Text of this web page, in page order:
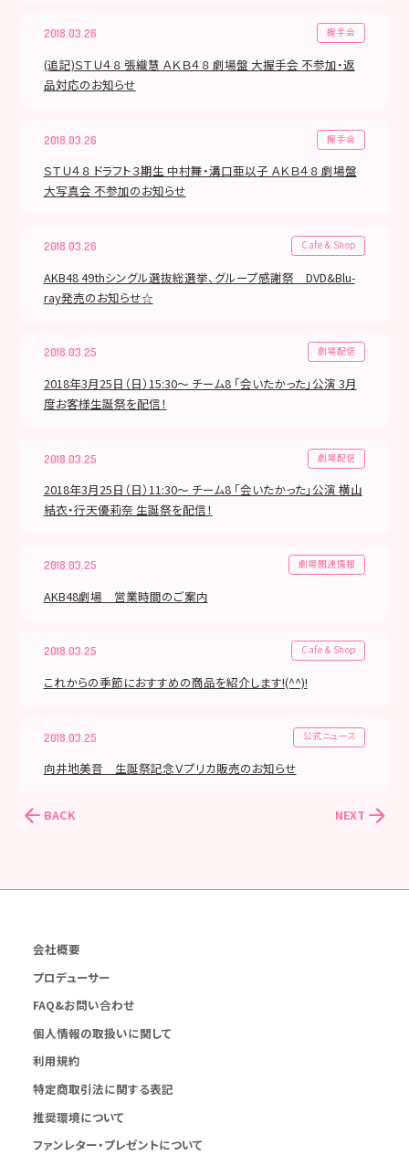
2018.03.26 握手会
(追記)ＳＴＵ４８ 張織慧 ＡＫＢ４８ 劇場盤 大握手会 不参加・返
品対応のお知らせ
2018.03.26 握手会
ＳＴＵ４８ ドラフト３期生 中村舞・溝口亜以子 ＡＫＢ４８ 劇場盤
大写真会 不参加のお知らせ
2018.03.26 Cafe & Shop
AKB48 49thシングル選抜総選挙、グループ感謝祭 DVD&Blu-
ray発売のお知らせ☆
2018.03.25 劇場配信
2018年3月25日（日）15:30～ チーム8 「会いたかった」公演 3月
度お客様生誕祭を配信！
2018.03.25 劇場配信
2018年3月25日（日）11:30～ チーム8 「会いたかった」公演 横山
結衣・行天優莉奈 生誕祭を配信！
2018.03.25 劇場関連情報
AKB48劇場 営業時間のご案内
2018.03.25 Cafe & Shop
これからの季節におすすめの商品を紹介します!(^^)!
2018.03.25 公式ニュース
向井地美音 生誕祭記念Ｖプリカ販売のお知らせ
BACK NEXT
会社概要
プロデューサー
FAQ&お問い合わせ
個人情報の取扱いに関して
利用規約
特定商取引法に関する表記
推奨環境について
ファンレター・プレゼントについて